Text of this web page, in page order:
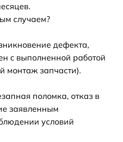
случаем?
дефекта,
с выполненной работой
монтаж запчасти).
поломка, отказ в
заявленным
условий